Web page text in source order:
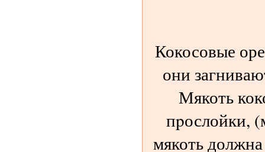
Кокосовые
они
Мякоть
пpослойки,
мякоть